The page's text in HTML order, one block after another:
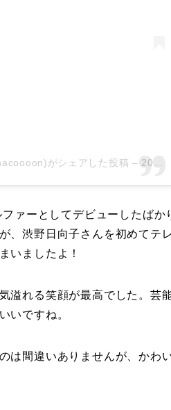
がシェアした投稿 – 2019年 8月月2日午後1時37分PDT
ァーとしてデビューしたばか
、渋野日向子さんを初めてテ
いましたよ！
溢れる笑顔が最高でした。芸
いですね。
は間違いありませんが、かわ